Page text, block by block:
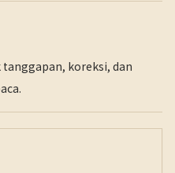
koreksi, dan